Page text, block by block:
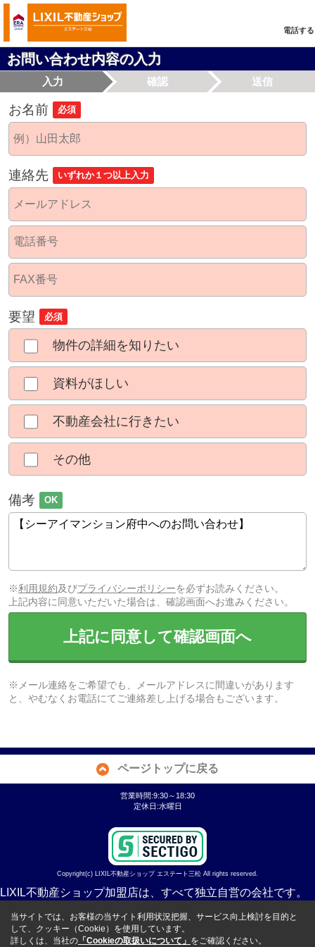
電話する
お問い合わせ内容の入力
入力 確認 送信
お名前 必須
連絡先 いずれか１つ以上入力
要望 必須
物件の詳細を知りたい
資料がほしい
不動産会社に行きたい
その他
備考 OK
※利用規約及びプライバシーポリシーを必ずお読みください。
上記内容に同意いただいた場合は、確認画面へお進みください。
上記に同意して確認画面へ
※メール連絡をご希望でも、メールアドレスに間違いがあります
と、やむなくお電話にてご連絡差し上げる場合もございます。
ページトップに戻る
営業時間:9:30～18:30
定休日:水曜日
Copyright(c) LIXIL不動産ショップ エステート三松 All rights reserved.
LIXIL不動産ショップ加盟店は、すべて独立自営の会社です。
当サイトでは、お客様の当サイト利用状況把握、サービス向上検討を目的と
して、クッキー（Cookie）を使用しています。
詳しくは、当社の 「Cookieの取扱いについて」 をご確認ください。